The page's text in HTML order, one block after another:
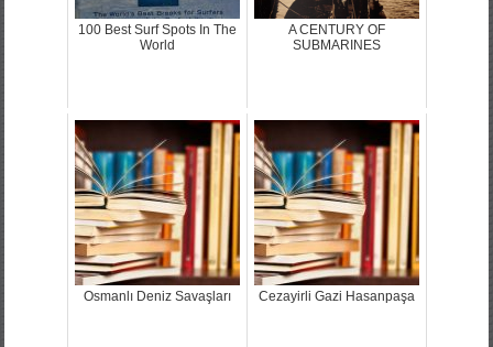
100 Best Surf Spots In The
A CENTURY OF
Osmanlı Deniz Savaşları Cezayirli Gazi Hasanpaşa